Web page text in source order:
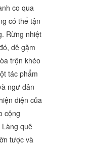
co qua
có thể tận
Rừng nhiệt
dê gặm
trộn khéo
tác phẩm
ngư dân
diện của
cộng
quê
tược và